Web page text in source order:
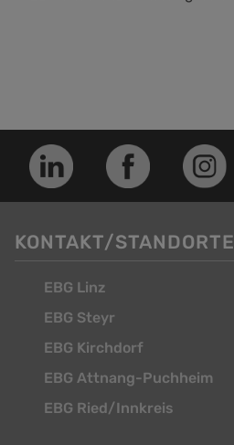
KONTAKT/STANDORTE
EBG Linz
EBG Steyr
EBG Kirchdorf
EBG Attnang-Puchheim
EBG Ried/Innkreis